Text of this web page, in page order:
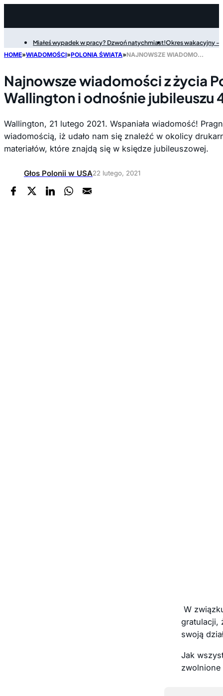
Miałeś wypadek w pracy? Dzwoń natychmiast!Okres wakacyjny -
HOME»WIADOMOŚCI»POLONIA ŚWIATA» NAJNOWSZE WIADOMOŚCI Z ŻYCIA POLSKIEJ SZKOŁY W WALLINGTON I ODNOŚNIE JUBILEUSZU 40-LECIA SZKOŁY
Najnowsze wiadomości z życia
Wallington i odnośnie jubileuszu
Wallington, 21 lutego 2021. Wspaniała wiadomość!
wiadomością, iż udało nam się znaleźć w okolicy
materiałów, które znajdą się w księdze jubileuszowej.
Głos Polonii w USA22 lutego, 2021
W
gratulacji,
swoją
Jak
zwolnione
Filter